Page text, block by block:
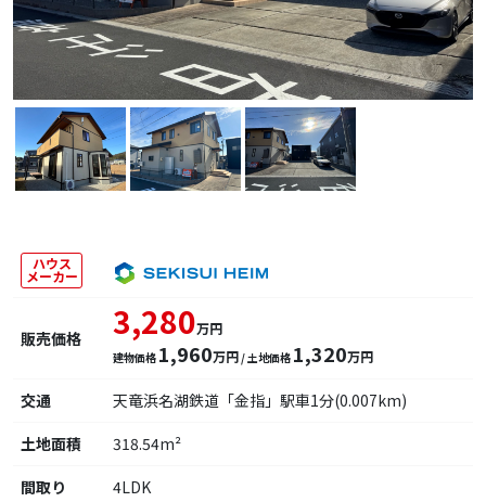
ハウス
メーカー
販売価格 3,280万円
建物価格 1,960万円/ 土地価格 1,320万円
交通
天竜浜名湖鉄道「金指」駅車1分(0.007km)
土地面積
318.54m²
間取り
4LDK